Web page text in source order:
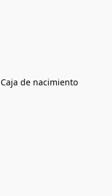
Caja de nacimiento